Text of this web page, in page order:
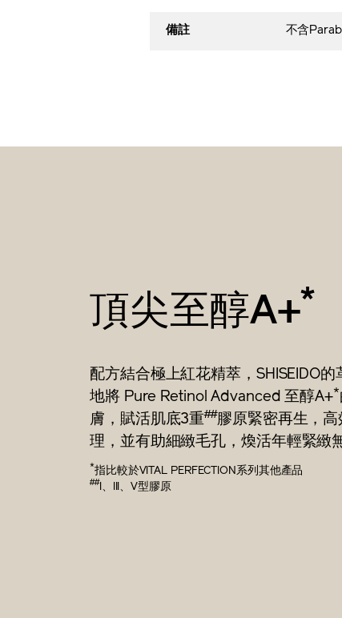
備註 不含
頂尖至醇A+*
配方結合極上紅花精萃，SHISEIDO
地將 Pure Retinol Advanced 至醇A+*
膚，賦活肌底3重##膠原緊密再生，
理，並有助細緻毛孔，煥活年輕緊緻
*指比較於VITAL PERFECTION系列其他產品
##I、III、V型膠原